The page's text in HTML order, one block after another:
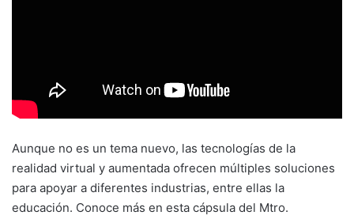
Aunque no es un tema nuevo, las tecnologías de la
realidad virtual y aumentada ofrecen múltiples soluciones
para apoyar a diferentes industrias, entre ellas la
educación. Conoce más en esta cápsula del Mtro.